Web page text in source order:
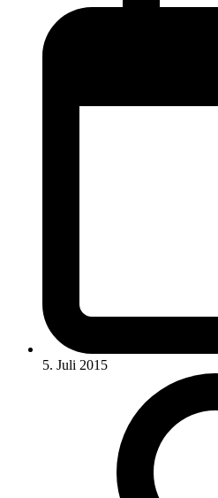
5. Juli 2015